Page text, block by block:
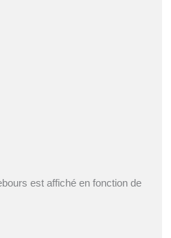
est affiché en fonction de